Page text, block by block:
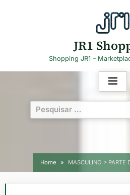
JR1
Shopping JR1 –
Pesquisar
por:
Home MASCULINO > PARTE